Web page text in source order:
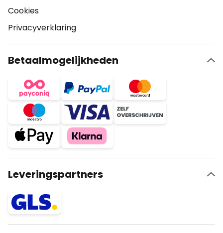
Cookies
Privacyverklaring
Betaalmogelijkheden
Leveringspartners